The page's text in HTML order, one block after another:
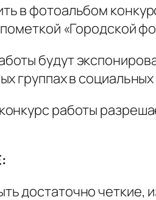
в фотоальбом
«Городской
будут
группах в социальных
работы
достаточно четкие,